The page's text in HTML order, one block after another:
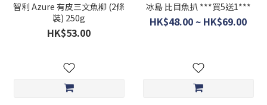
智利 Azure 有皮三文魚柳 (2條
裝) 250g
HK$53.00
冰島 比目魚扒 ***買5送1***
HK$48.00 ~ HK$69.00